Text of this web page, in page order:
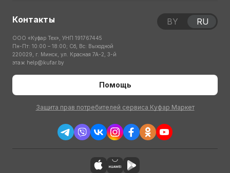
Контакты
ООО «Куфар Тех», УНП 191767445
Пн-Пт: 10:00 – 18:00; Сб, Вс: Выходной
220029, г. Минск, ул. Красная 7А-2, 3-й
этаж help@kufar.by
Помощь
Защита прав потребителей сервиса Куфар Маркет
BY RU